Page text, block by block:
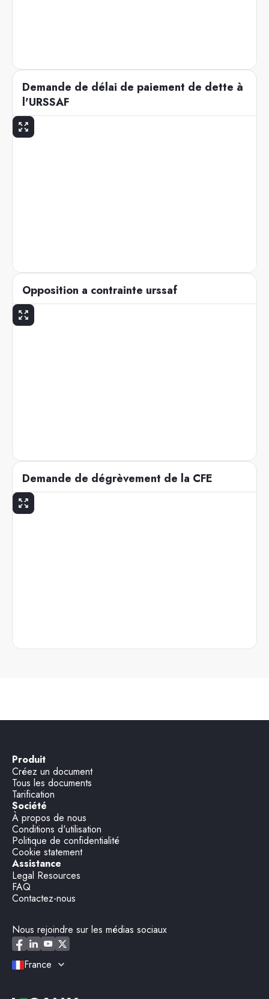
Demande de délai de paiement de dette à
l'URSSAF
Opposition a contrainte urssaf
Demande de dégrèvement de la CFE
Produit
Créez un document
Tous les documents
Tarification
Société
À propos de nous
Conditions d'utilisation
Politique de confidentialité
Cookie statement
Assistance
Legal Resources
FAQ
Contactez-nous
Nous rejoindre sur les médias sociaux
France